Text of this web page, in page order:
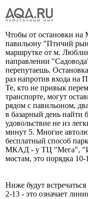
Чтобы от остановки
павильону "Птичий
маршрутке от м.
направлении
перепутаешь.
раз напротив входа на
Те, кто не привык
транспорте, могут
рядом с павильоном,
в базарный день найти
удовольствие не из
минут 5. Многие
бесплатный способ
МКАД - у ТЦ "Мега",
мостам, это порядка
Ниже будут
2-13 - это означает